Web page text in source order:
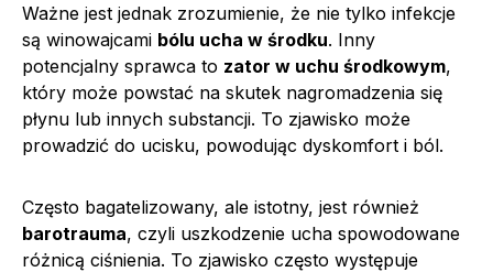
Ważne jest jednak zrozumienie, że nie tylko infekcje
są winowajcami bólu ucha w środku. Inny
potencjalny sprawca to zator w uchu środkowym,
który może powstać na skutek nagromadzenia się
płynu lub innych substancji. To zjawisko może
prowadzić do ucisku, powodując dyskomfort i ból.
Często bagatelizowany, ale istotny, jest również
barotrauma, czyli uszkodzenie ucha spowodowane
różnicą ciśnienia. To zjawisko często występuje